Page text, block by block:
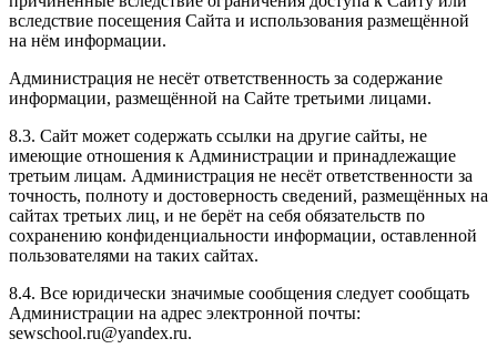
вследствие посещения Сайта и использования размещённой
на нём информации.
Администрация не несёт ответственность за содержание
информации, размещённой на Сайте третьими лицами.
8.3. Сайт может содержать ссылки на другие сайты, не
имеющие отношения к Администрации и принадлежащие
третьим лицам. Администрация не несёт ответственности за
точность, полноту и достоверность сведений, размещённых на
сайтах третьих лиц, и не берёт на себя обязательств по
сохранению конфиденциальности информации, оставленной
пользователями на таких сайтах.
8.4. Все юридически значимые сообщения следует сообщать
Администрации на адрес электронной почты:
sewschool.ru@yandex.ru.